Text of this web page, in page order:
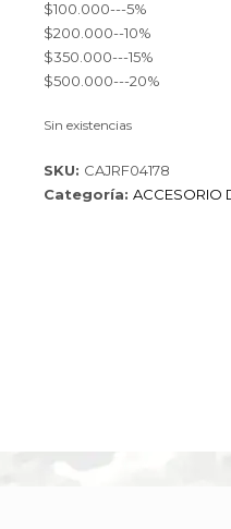
$100.000---5%
$200.000--10%
$350.000---15%
$500.000---20%
Sin existencias
SKU: CAJRF04178
Categoría: ACCESORIO